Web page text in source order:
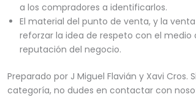
a los compradores a identificarlos.
El material del punto de venta, y la
reforzar la idea de respeto con el
reputación del negocio.
Preparado por J Miguel Flavián y Xavi
categoría, no dudes en contactar con